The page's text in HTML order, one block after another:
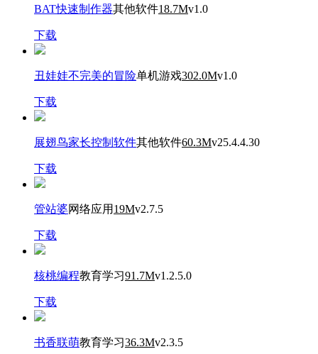
BAT快速制作器其他软件18.7Mv1.0
下载
丑娃娃不完美的冒险单机游戏302.0Mv1.0
下载
展翅鸟家长控制软件其他软件60.3Mv25.4.4.30
下载
管站婆网络应用 19Mv2.7.5
下载
核桃编程教育学习91.7Mv1.2.5.0
下载
书香联萌教育学习36.3Mv2.3.5